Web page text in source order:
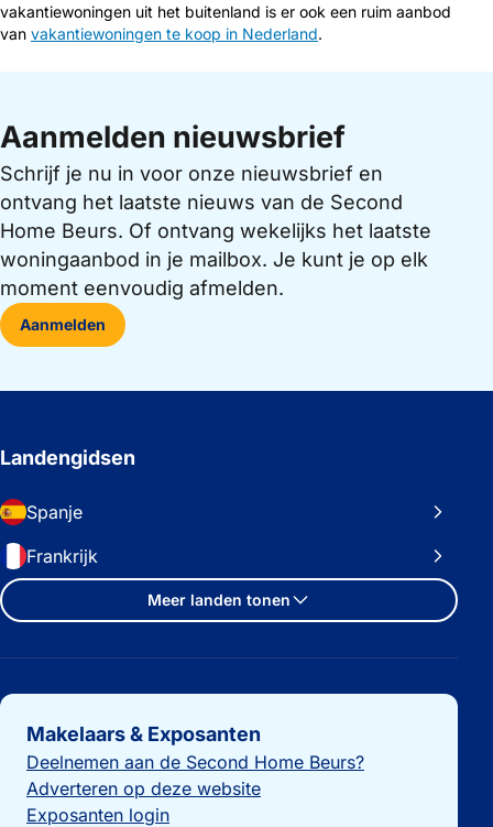
vakantiewoningen uit het buitenland is er ook een ruim aanbod
van vakantiewoningen te koop in Nederland.
Aanmelden nieuwsbrief
Schrijf je nu in voor onze nieuwsbrief en
ontvang het laatste nieuws van de Second
Home Beurs. Of ontvang wekelijks het laatste
woningaanbod in je mailbox. Je kunt je op elk
moment eenvoudig afmelden.
Aanmelden
Landengidsen
Spanje
Frankrijk
Meer landen tonen
Belangrijke links
Makelaars & Exposanten
Deelnemen aan de Second Home Beurs?
Adverteren op deze website
Exposanten login